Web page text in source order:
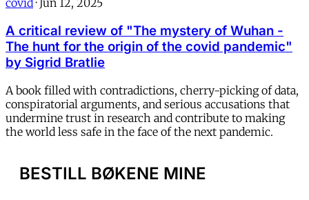
covid · Jun 12, 2025
A critical review of "The mystery of Wuhan -
The hunt for the origin of the covid pandemic"
by Sigrid Bratlie
A book filled with contradictions, cherry-picking of data,
conspiratorial arguments, and serious accusations that
undermine trust in research and contribute to making
the world less safe in the face of the next pandemic.
BESTILL BØKENE MINE